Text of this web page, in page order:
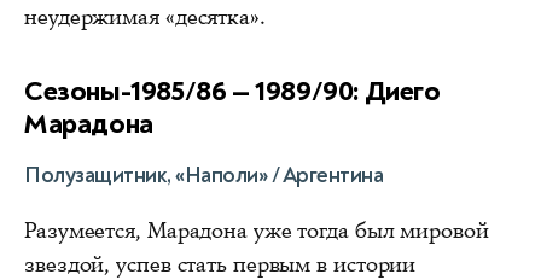
неудержимая «десятка».
Сезоны-1985/86 — 1989/90: Диего
Марадона
Полузащитник, «Наполи» / Аргентина
Разумеется, Марадона уже тогда был мировой
звездой, успев стать первым в истории